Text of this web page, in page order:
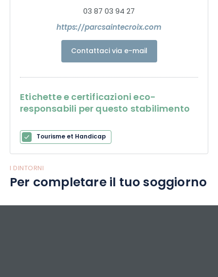
03 87 03 94 27
https://parcsaintecroix.com
Contattaci via e-mail
Etichette e certificazioni eco-
responsabili per questo stabilimento
Tourisme et Handicap
I DINTORNI
Per completare il tuo soggiorno